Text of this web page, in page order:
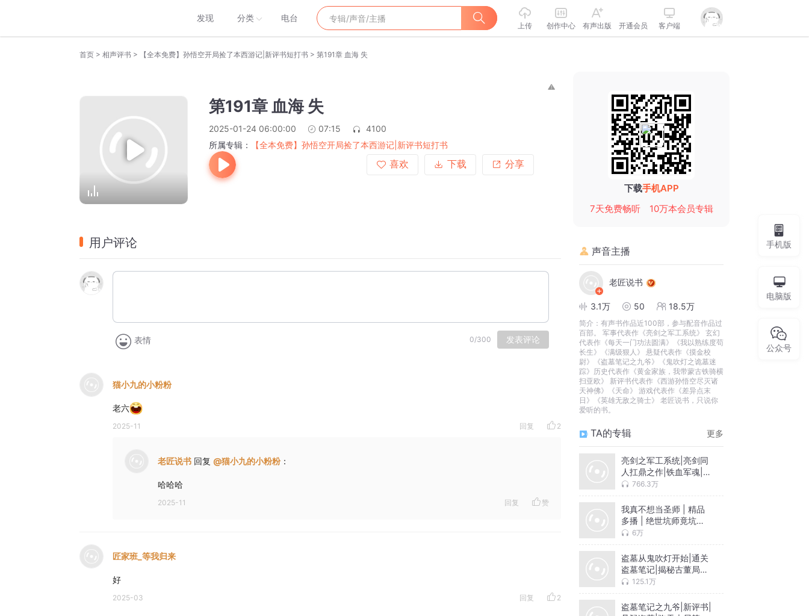
发现 分类 电台
上传 创作中心 有声出版 开通会员 客户端
首页 > 相声评书 > 【全本免费】孙悟空开局捡了本西游记|新评书短打书 > 第191章 血海 失
第191章 血海 失
2025-01-24 06:00:00 07:15
4100
所属专辑：
【全本免费】孙悟空开局捡了本西游记|新评书短打书
喜欢
下载 分享
用户评论
表情 0/300 发表评论
猫小九的小粉粉
老六
2025-11 回复 2
老匠说书 回复 @猫小九的小粉粉：
哈哈哈
2025-11 回复 赞
匠家班_等我归来
好
2025-03 回复 2
下载手机APP
7天免费畅听
10万本会员专辑
声音主播
老匠说书
3.1万 50 18.5万
简介： 有声书作品近100部，参与配音作品过
百部。 军事代表作《亮剑之军工系统》 玄幻
代表作《每天一门功法圆满》《我以熟练度苟
长生》《满级狠人》 悬疑代表作《摸金校
尉》《盗墓笔记之九爷》《鬼吹灯之诡墓迷
踪》历史代表作《黄金家族，我带蒙古铁骑横
扫亚欧》 新评书代表作《西游孙悟空尽灭诸
天神佛》《天命》 游戏代表作《差异点末
日》《英雄无敌之骑士》 老匠说书，只说你
爱听的书。
TA的专辑 更多
亮剑之军工系统|亮剑同
人扛鼎之作|铁血军魂|穿
越抗战
766.3万
我真不想当圣师 | 精品
多播 | 绝世坑师竟坑出
了一群绝世天才！| 爽文
6万
盗墓从鬼吹灯开始|通关
盗墓笔记|揭秘古董局中
局 125.1万
盗墓笔记之九爷|新评书|
手机版
电脑版
公众号